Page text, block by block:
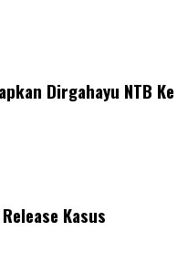
Dirgahayu NTB Ke
Kasus